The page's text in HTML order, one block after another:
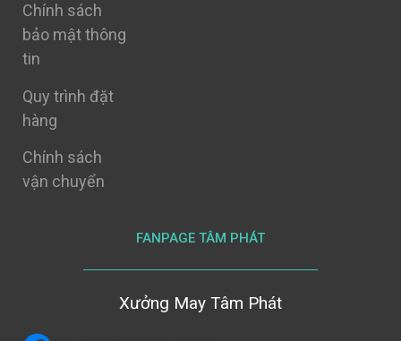
Chính sách
bảo mật thông
tin
Quy trình đặt
hàng
Chính sách
vận chuyển
FANPAGE TÂM PHÁT
Xưởng May Tâm Phát